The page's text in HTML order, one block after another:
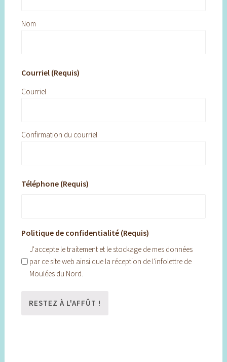
Nom
Courriel (Requis)
Courriel
Confirmation du courriel
Téléphone (Requis)
Politique de confidentialité (Requis)
J'accepte le traitement et le stockage de mes données
par ce site web ainsi que la réception de l'infolettre de
Moulées du Nord.